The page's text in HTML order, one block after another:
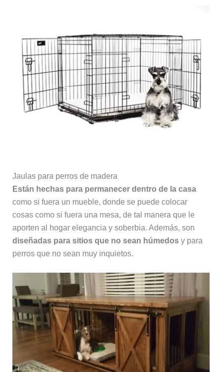
Jaulas para perros de madera
Están hechas para permanecer dentro de la casa
como si fuera un mueble, donde se puede colocar
cosas como si fuera una mesa, de tal manera que le
aporten al hogar elegancia y soberbia. Además, son
diseñadas para sitios que no sean húmedosy para
perros que no sean muy inquietos.